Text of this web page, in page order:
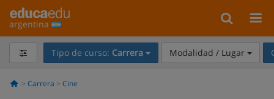
argentina
Tipo de curso: Carrera Modalidad / Lugar
Carrera Cine